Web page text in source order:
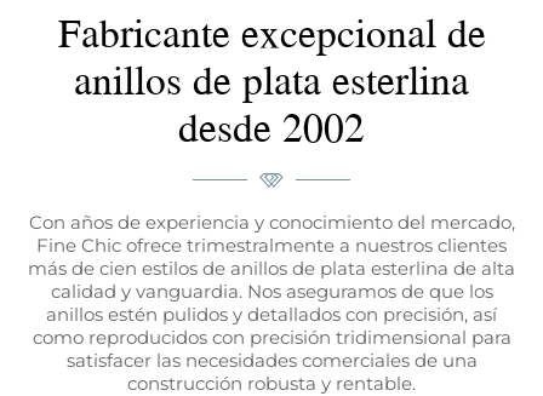
Fabricante excepcional de
anillos de plata esterlina
desde 2002
Con años de experiencia y conocimiento del mercado,
Fine Chic ofrece trimestralmente a nuestros clientes
más de cien estilos de anillos de plata esterlina de alta
calidad y vanguardia. Nos aseguramos de que los
anillos estén pulidos y detallados con precisión, así
como reproducidos con precisión tridimensional para
satisfacer las necesidades comerciales de una
construcción robusta y rentable.